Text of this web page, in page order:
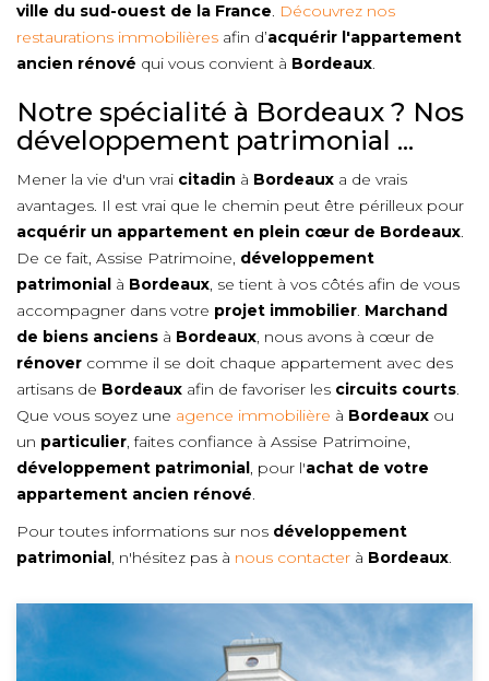
ville du sud-ouest de la France. Découvrez nos
restaurations immobilières afin d’acquérir l'appartement
ancien rénové qui vous convient à Bordeaux.
Notre spécialité à Bordeaux ? Nos
développement patrimonial ...
Mener la vie d'un vrai citadin à Bordeaux a de vrais
avantages. Il est vrai que le chemin peut être périlleux pour
acquérir un appartement en plein cœur de Bordeaux.
De ce fait, Assise Patrimoine, développement
patrimonial à Bordeaux, se tient à vos côtés afin de vous
accompagner dans votre projet immobilier. Marchand
de biens anciens à Bordeaux, nous avons à cœur de
rénover comme il se doit chaque appartement avec des
artisans de Bordeaux afin de favoriser les circuits courts.
Que vous soyez une agence immobilière à Bordeaux ou
un particulier, faites confiance à Assise Patrimoine,
développement patrimonial, pour l'achat de votre
appartement ancien rénové.
Pour toutes informations sur nos développement
patrimonial, n'hésitez pas à nous contacter à Bordeaux.